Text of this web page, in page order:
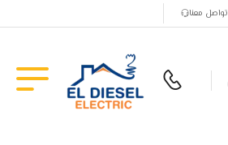
تواصل معنا